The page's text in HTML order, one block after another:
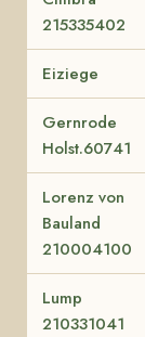
215335402
Eiziege
Gernrode
Holst.60741
Lorenz von
Bauland
210004100
Lump
210331041